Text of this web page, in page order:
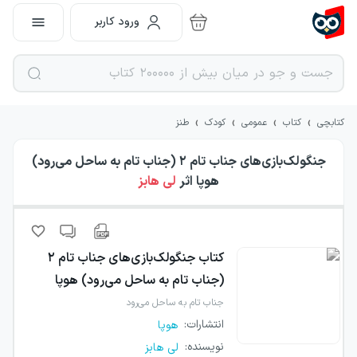
ورود کاربر
کتابچی › کتاب › عمومی › کودک › طنز
جنگولک‌بازی‌های جناب تام ۲ (جناب تام به ساحل می‌رود)
هوپا اثر لی هابز
کتاب
جنگولک‌بازی‌های جناب تام ۲
(جناب تام به ساحل می‌رود) هوپا
جناب تام به ساحل می‌رود
انتشارات: هوپا
نویسنده: لی هابز